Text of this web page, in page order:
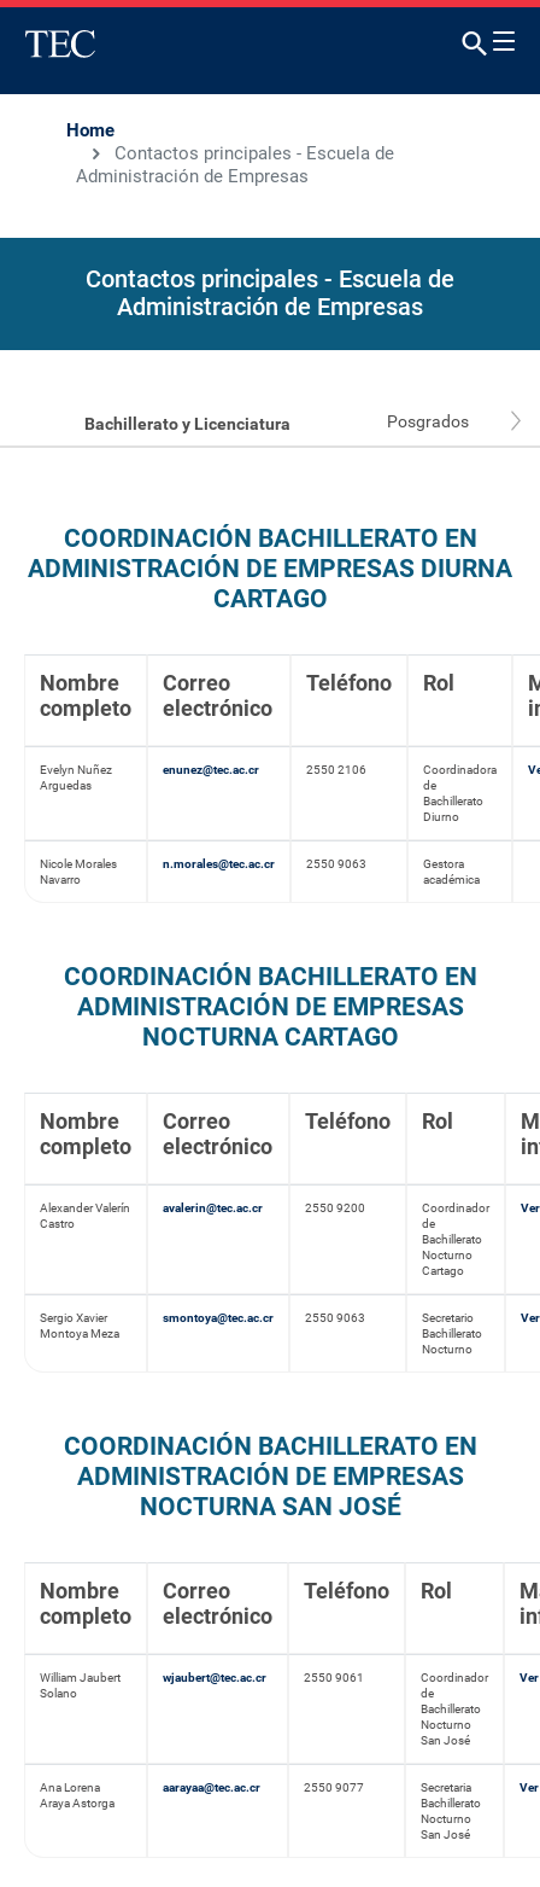
Home
Contactos principales - Escuela de
Administración de Empresas
Contactos principales - Escuela de
Administración de Empresas
Bachillerato y Licenciatura Posgrados
COORDINACIÓN BACHILLERATO EN
ADMINISTRACIÓN DE EMPRESAS DIURNA
CARTAGO
Nombre
completo
Correo
electrónico
Teléfono Rol
Evelyn Nuñez
Arguedas
enunez@tec.ac.cr 2550 2106
Coordinadora
de
Bachillerato
Diurno
Nicole Morales
Navarro
n.morales@tec.ac.cr 2550 9063
Gestora
académica
COORDINACIÓN BACHILLERATO EN
ADMINISTRACIÓN DE EMPRESAS
NOCTURNA CARTAGO
Nombre
completo
Correo
electrónico
Teléfono Rol
Alexander Valerín
Castro
avalerin@tec.ac.cr 2550 9200
Coordinador
de
Bachillerato
Nocturno
Cartago
Sergio Xavier
Montoya Meza
smontoya@tec.ac.cr 2550 9063
Secretario
Bachillerato
Nocturno
COORDINACIÓN BACHILLERATO EN
ADMINISTRACIÓN DE EMPRESAS
NOCTURNA SAN JOSÉ
Nombre
completo
Correo
electrónico
Teléfono Rol
William Jaubert
Solano
wjaubert@tec.ac.cr 2550 9061
Coordinador
de
Bachillerato
Nocturno
San José
Ana Lorena
Araya Astorga
aarayaa@tec.ac.cr 2550 9077
Secretaria
Bachillerato
Nocturno
San José